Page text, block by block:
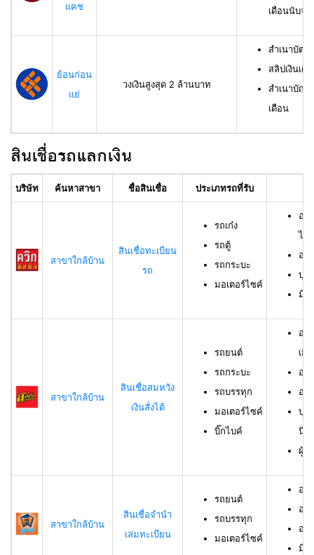
แคช เดือนนับจ
ย้อนก่อน
แย่
วงเงินสูงสุด 2 ล้านบาท
สำเนาบัต
สลิปเงินเดื
สำเนาบัญชี
เดือน
สินเชื่อรถแลกเงิน
บริษัท ค้นหาสาขา ชื่อสินเชื่อ ประเภทรถที่รับ
สาขาใกล้บ้าน
สินเชื่อทะเบียน
รถ
รถเก๋ง
รถตู้
รถกระบะ
มอเตอร์ไซค์
อา
ไม่
อา
บุค
มีชื่
สาขาใกล้บ้าน
สินเชื่อสมหวัง
เงินสั่งได้
รถยนต์
รถกระบะ
รถบรรทุก
มอเตอร์ไซค์
บิ๊กไบค์
อา
เกิ
อา
อา
บุค
นิติ
ผู้กู้
สาขาใกล้บ้าน
สินเชื่อจำนำ
เล่มทะเบียน
รถยนต์
รถบรรทุก
มอเตอร์ไซค์
อา
อา
อา
มีชื่